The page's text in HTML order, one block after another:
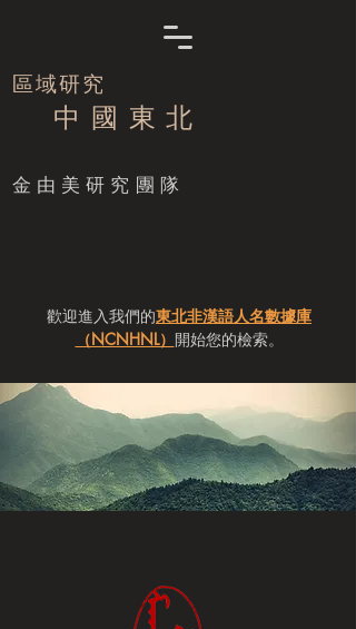
區域研究
中 國 東 北
​金由美研究團隊
歡迎進入我們的東北非漢語人名數據庫
（NCNHNL） 開始您的檢索。